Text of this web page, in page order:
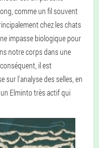
comme un fil souvent
chez les chats
impasse biologique pour
notre corps dans une
il est
sur l'analyse des selles, en
Elminto très actif qui